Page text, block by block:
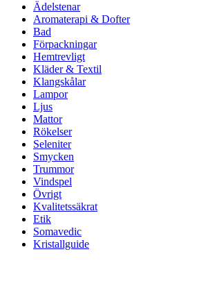
Ädelstenar
Aromaterapi & Dofter
Bad
Förpackningar
Hemtrevligt
Kläder & Textil
Klangskålar
Lampor
Ljus
Mattor
Rökelser
Seleniter
Smycken
Trummor
Vindspel
Övrigt
Kvalitetssäkrat
Etik
Somavedic
Kristallguide